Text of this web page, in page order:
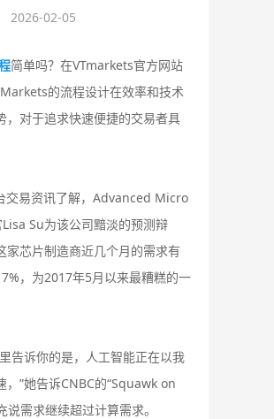
2026-02-05
简单吗？在VTmarkets官方网站
的流程设计在效率和技术
，对于追求快速便捷的交易者具
交易资讯了解，Advanced Micro
Su为该公司黯淡的预测辩
家芯片制造商近几个月的需求有
，为2017年5月以来最糟糕的一
告诉你的是，人工智能正在以我
，”她告诉CNBC的“Squawk on
需求继续超过计算需求。